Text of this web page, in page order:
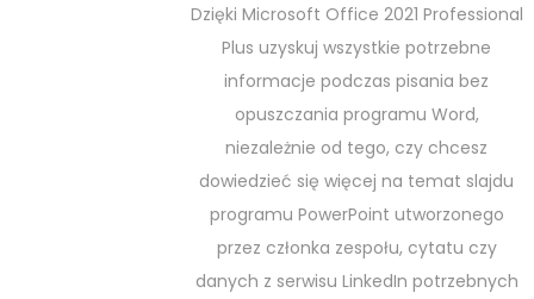
Dzięki Microsoft Office 2021 Professional
Plus uzyskuj wszystkie potrzebne
informacje podczas pisania bez
opuszczania programu Word,
niezależnie od tego, czy chcesz
dowiedzieć się więcej na temat slajdu
programu PowerPoint utworzonego
przez członka zespołu, cytatu czy
danych z serwisu LinkedIn potrzebnych